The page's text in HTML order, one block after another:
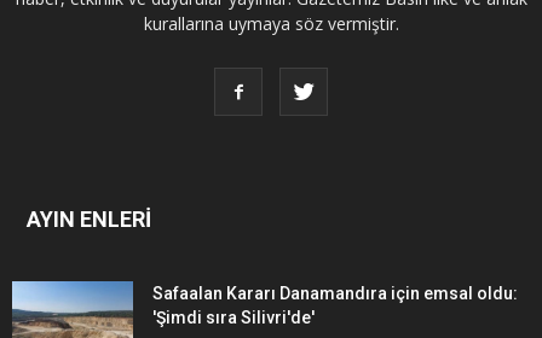
kurallarına uymaya söz vermiştir.
AYIN ENLERİ
Safaalan Kararı Danamandıra için emsal oldu:
'Şimdi sıra Silivri'de'